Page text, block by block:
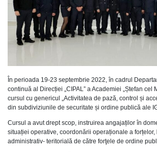
În perioada 19-23 septembrie 2022, în cadrul
continuă al Direcției „CIPAL” a Academiei „Ștefan cel
cursul cu genericul „Activitatea de pază, control și
din subdiviziunile de securitate și ordine publică ale
Cursul a avut drept scop, instruirea angajaților în
situației operative, coordonării operaționale a forțelor,
administrativ- teritorială de către forţele de ordine